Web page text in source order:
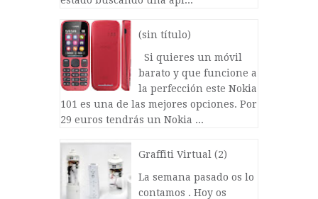
(sin título)
Si quieres un móvil
barato y que funcione a
la perfección este Nokia
101 es una de las mejores opciones. Por
29 euros tendrás un Nokia ...
Graffiti Virtual (2)
La semana pasado os lo
contamos . Hoy os